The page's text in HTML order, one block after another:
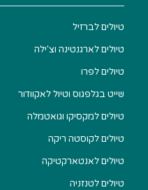
טיולים לברזיל
טיולים לארגנטינה וצ'ילה
טיולים לפרו
שייט בגלפגוס וטיול לאקוודור
טיולים למקסיקו וגואטמלה
טיולים לקוסטה ריקה
טיולים לאנטארקטיקה
טיולים לטנזניה